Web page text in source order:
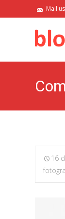
Mail
16